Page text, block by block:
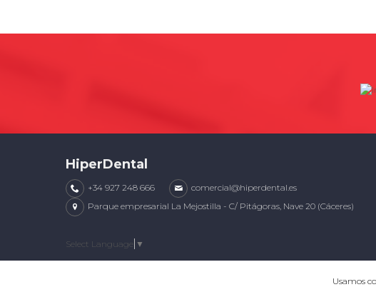
Usamos
HiperDental
+34 927 248 666
comercial@hiperdental.es
Parque empresarial La Mejostilla - C/ Pitágoras, Nave 20 (Cáceres)
Select Language ▼